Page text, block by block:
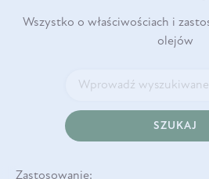
Wszystko o właściwościach i
olejów
SZUKAJ
Zastosowanie: